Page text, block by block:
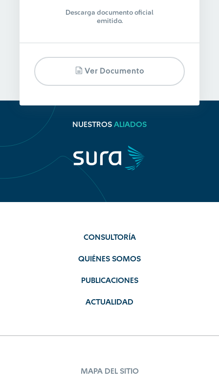
Descarga documento oficial
emitido.
Ver Documento
NUESTROS ALIADOS
CONSULTORÍA
QUIÉNES SOMOS
PUBLICACIONES
ACTUALIDAD
MAPA DEL SITIO